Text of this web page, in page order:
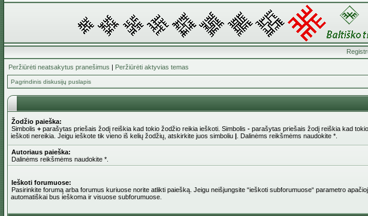
Peržiūrėti neatsakytus pranešimus | Peržiūrėti aktyvias temas
Pagrindinis diskusijų puslapis
Žodžio paieška:
Simbolis + parašytas priešais žodį reiškia kad tokio žodžio reikia ieškoti. Simbolis - parašytas priešais žodį reiškia kad
ieškoti nereikia. Jeigu ieškote tik vieno iš kelių žodžių, atskirkite juos simboliu | . Dalinėms reikšmėms naudokite *.
Autoriaus paieška:
Dalinėms reikšmėms naudokite *.
Ieškoti forumuose:
Pasirinkite forumą arba forumus kuriuose norite atlikti paiešką. Jeigu neišjungsite “ieškoti subforumuose“ parametro
automatiškai bus ieškoma ir visuose subforumuose.